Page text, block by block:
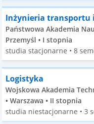
Inżynieria transportu
Państwowa Akademia
Przemyśl • I stopnia
studia stacjonarne • 8
Logistyka
Wojskowa Akademia
• Warszawa • II stopnia
studia niestacjonarne • 3